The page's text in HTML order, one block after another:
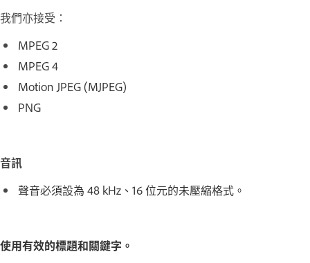
我們亦接受：
MPEG 2
MPEG 4
Motion JPEG (MJPEG)
PNG
音訊
聲音必須設為 48 kHz、16 位元的未壓縮格式。
使用有效的標題和關鍵字。